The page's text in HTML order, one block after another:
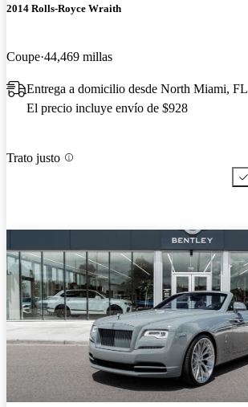
2014 Rolls-Royce Wraith
Coupe 44,469 millas
Entrega a domicilio desde North Miami, FL
El precio incluye envío de $928
Trato justo